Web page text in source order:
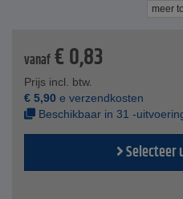
en gelijkmatige
combinatie met een blauw
garanderen een lange
corrosiebestendigheid.
Als chroom VI-vrij
strenge kwaliteitsnormen.
Technische specificaties
Materiaal -
Spanbereik - 17-19 tot
meer
vanaf €0,83
Prijs incl. btw.
€ 5,90 e verzendkosten
Beschikbaar in 31 -
Selecteer